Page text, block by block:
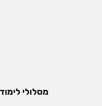
מסלולי לימוד